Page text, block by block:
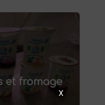
et fromage
fromage
à
Saint-Saulve
laitiers vous
X